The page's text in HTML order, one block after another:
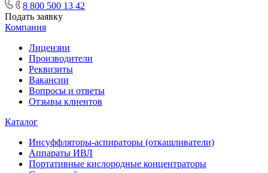
8 800 500 13 42
Подать заявку
Компания
Лицензии
Производители
Реквизиты
Вакансии
Вопросы и ответы
Отзывы клиентов
Каталог
Инсуффляторы-аспираторы (откашливатели)
Аппараты ИВЛ
Портативные кислородные концентраторы